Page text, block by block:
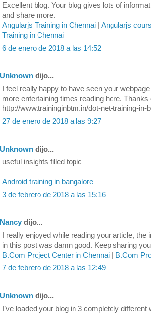
Excellent blog. Your blog gives lots of
and share more.
Angularjs Training in Chennai
Angularjs
Training in Chennai
6 de enero de 2018 a las 14:52
Unknown dijo...
I feel really happy to have seen your
more entertaining times reading here.
http://www.traininginbtm.in/dot-net-training-in-
27 de enero de 2018 a las 9:27
Unknown dijo...
useful insights filled topic
Android training in bangalore
3 de febrero de 2018 a las 15:16
Nancy dijo...
I really enjoyed while reading your article,
in this post was damn good. Keep sharing
B.Com Project Center in Chennai
B.Com
7 de febrero de 2018 a las 12:49
Unknown dijo...
I’ve loaded your blog in 3 completely